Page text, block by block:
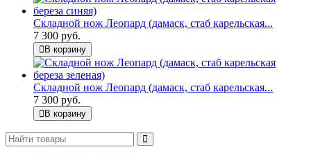
Складной нож Леопард (дамаск, стаб карельская...
7 300 руб.
В корзину
Складной нож Леопард (дамаск, стаб карельская...
7 300 руб.
В корзину